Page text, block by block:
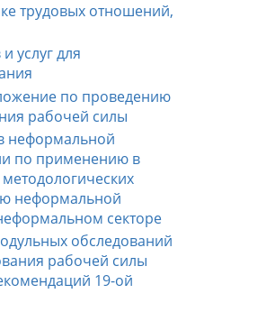
трудовых отношений,
услуг для
по проведению
рабочей силы
неформальной
по применению в
методологических
неформальной
секторе
обследований
рабочей силы
19-ой